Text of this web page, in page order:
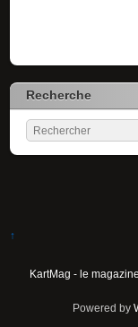
Recherche
↑
KartMag - le
Powered by